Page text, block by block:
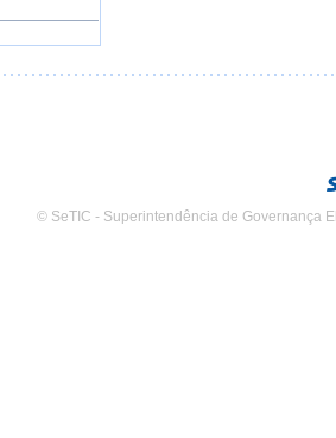
© SeTIC - Superintendência de Governança